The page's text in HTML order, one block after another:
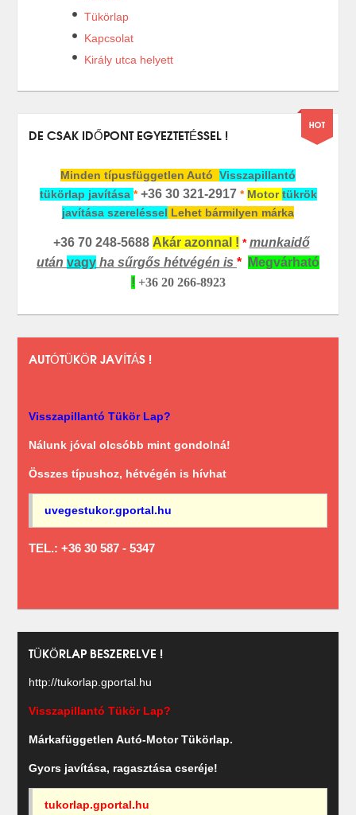
Tükörlap
Kapcsolat
Király utca helyett
DE CSAK IDŐPONT EGYEZTETÉSSEL !
Minden típusfüggetlen Autó Visszapillantó
tükörlap javítása * +36 30 321-2917 * Motortükrök
javítása szereléssel Lehet bármilyen márka
+36 70 248-5688 Akár azonnal ! * munkaidő
után vagy ha sűrgős hétvégén is *
Megvárható
! +36 20 266-8923
AUTÓTÜKÖR JAVÍTÁS !
Visszapillantó Tükör Lap?
Nálunk jóval olcsóbb mint gondolná!
Összes típushoz, hétvégén is hívhat
uvegestukor.gportal.hu
TEL.: +36 30 587 - 5347
TÜKÖRLAP BESZERELVE !
http://tukorlap.gportal.hu
Visszapillantó Tükör Lap?
Márkafüggetlen Autó-Motor Tükörlap.
Gyors javítása, ragasztása cseréje!
tukorlap.gportal.hu